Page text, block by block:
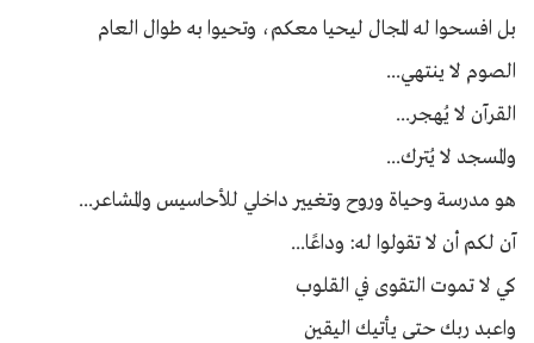
بل افسحوا له المجال ليحيا معكم، وتحيوا به طوال العام
الصوم لا ينتهي...
القرآن لا يُهجر...
والمسجد لا يُترك...
هو مدرسة وحياة وروح وتغيير داخلي للأحاسيس والمشاعر...
آن لكم أن لا تقولوا له: وداعًا...
كي لا تموت التقوى في القلوب
واعبد ربك حتى يأتيك اليقين